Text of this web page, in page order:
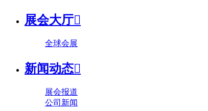
展会大厅
全球会展
新闻动态
展会报道
公司新闻